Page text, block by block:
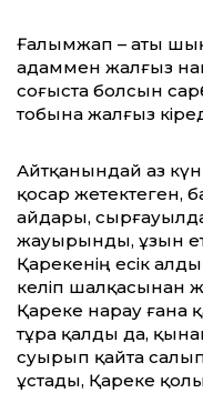
Ғалымжап – аты
адаммен жалғыз
соғыста болсын
тобына жалғыз
Айтқанындай аз күн
қосар жетектеген,
айдары,
жауырынды, ұзын
Қарекенің есік
келіп шалқасынан
Қареке нарау ғана
тұра қалды да,
суырып қайта
ұстады, Қареке